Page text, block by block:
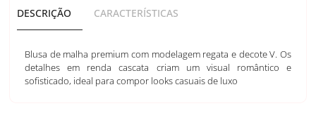
DESCRIÇÃO CARACTERÍSTICAS
Blusa de malha premium com modelagem regata e decote V. Os
detalhes em renda cascata criam um visual romântico e
sofisticado, ideal para compor looks casuais de luxo